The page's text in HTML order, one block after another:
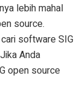
lebih mahal
source.
software SIG
Anda
open source